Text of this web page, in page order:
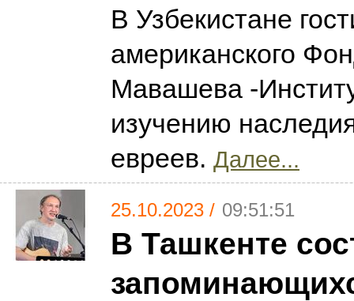
В Узбекистане
американского
Мавашева -
изучению
евреев. Далее...
25.10.2023 / 09:51:51
В Ташкенте